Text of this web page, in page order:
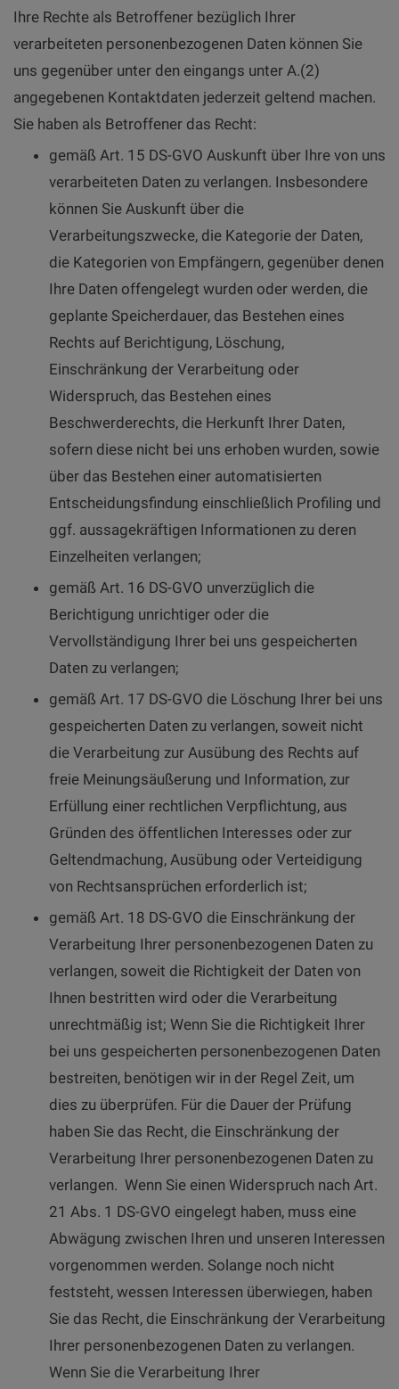
Ihre Rechte als Betroffener bezüglich Ihrer
verarbeiteten personenbezogenen Daten können Sie
uns gegenüber unter den eingangs unter A.(2)
angegebenen Kontaktdaten jederzeit geltend machen.
Sie haben als Betroffener das Recht:
gemäß Art. 15 DS-GVO Auskunft über Ihre von uns
verarbeiteten Daten zu verlangen. Insbesondere
können Sie Auskunft über die
Verarbeitungszwecke, die Kategorie der Daten,
die Kategorien von Empfängern, gegenüber denen
Ihre Daten offengelegt wurden oder werden, die
geplante Speicherdauer, das Bestehen eines
Rechts auf Berichtigung, Löschung,
Einschränkung der Verarbeitung oder
Widerspruch, das Bestehen eines
Beschwerderechts, die Herkunft Ihrer Daten,
sofern diese nicht bei uns erhoben wurden, sowie
über das Bestehen einer automatisierten
Entscheidungsfindung einschließlich Profiling und
ggf. aussagekräftigen Informationen zu deren
Einzelheiten verlangen;
gemäß Art. 16 DS-GVO unverzüglich die
Berichtigung unrichtiger oder die
Vervollständigung Ihrer bei uns gespeicherten
Daten zu verlangen;
gemäß Art. 17 DS-GVO die Löschung Ihrer bei uns
gespeicherten Daten zu verlangen, soweit nicht
die Verarbeitung zur Ausübung des Rechts auf
freie Meinungsäußerung und Information, zur
Erfüllung einer rechtlichen Verpflichtung, aus
Gründen des öffentlichen Interesses oder zur
Geltendmachung, Ausübung oder Verteidigung
von Rechtsansprüchen erforderlich ist;
gemäß Art. 18 DS-GVO die Einschränkung der
Verarbeitung Ihrer personenbezogenen Daten zu
verlangen, soweit die Richtigkeit der Daten von
Ihnen bestritten wird oder die Verarbeitung
unrechtmäßig ist; Wenn Sie die Richtigkeit Ihrer
bei uns gespeicherten personenbezogenen Daten
bestreiten, benötigen wir in der Regel Zeit, um
dies zu überprüfen. Für die Dauer der Prüfung
haben Sie das Recht, die Einschränkung der
Verarbeitung Ihrer personenbezogenen Daten zu
verlangen. Wenn Sie einen Widerspruch nach Art.
21 Abs. 1 DS-GVO eingelegt haben, muss eine
Abwägung zwischen Ihren und unseren Interessen
vorgenommen werden. Solange noch nicht
feststeht, wessen Interessen überwiegen, haben
Sie das Recht, die Einschränkung der Verarbeitung
Ihrer personenbezogenen Daten zu verlangen.
Wenn Sie die Verarbeitung Ihrer